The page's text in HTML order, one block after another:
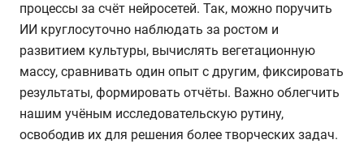
процессы за счёт нейросетей. Так, можно поручить
ИИ круглосуточно наблюдать за ростом и
развитием культуры, вычислять вегетационную
массу, сравнивать один опыт с другим, фиксировать
результаты, формировать отчёты. Важно облегчить
нашим учёным исследовательскую рутину,
освободив их для решения более творческих задач.